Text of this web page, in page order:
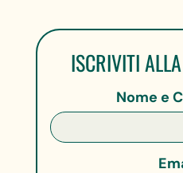
ISCRIVITI
Nome e